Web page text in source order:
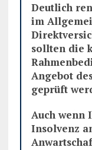
Deutlich
im
sollten die
Angebot
geprüft
Auch wenn
Insolvenz